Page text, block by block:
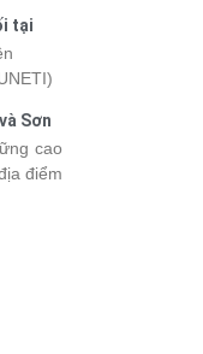
năm
tại
mang
kết
Sơn
cao
điểm